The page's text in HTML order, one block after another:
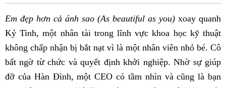
Em đẹp hơn cả ánh sao (As beautiful as you) xoay quanh
Kỷ Tinh, một nhân tài trong lĩnh vực khoa học kỹ thuật
không chấp nhận bị bắt nạt vì là một nhân viên nhỏ bé. Cô
bất ngờ từ chức và quyết định khởi nghiệp. Nhờ sự giúp
đỡ của Hàn Đình, một CEO có tầm nhìn và cũng là bạn